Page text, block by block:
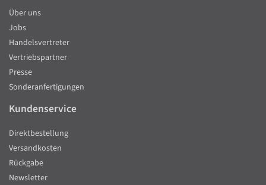
Über uns
Jobs
Handelsvertreter
Vertriebspartner
Presse
Sonderanfertigungen
Kundenservice
Direktbestellung
Versandkosten
Rückgabe
Newsletter